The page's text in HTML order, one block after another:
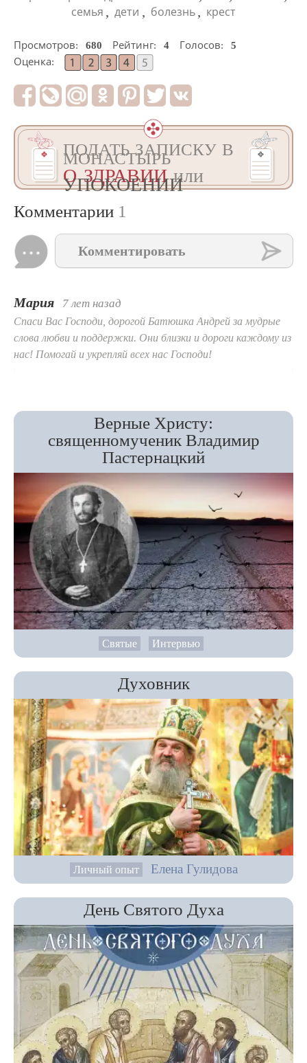
семья , дети , болезнь , крест
Просмотров: 680 Рейтинг: 4 Голосов:
5
Оценка:
ПОДАТЬ ЗАПИСКУ В
МОНАСТЫРЬ
О ЗДРАВИИили
УПОКОЕНИИ
Комментарии 1
Комментировать
Мария 7 лет назад
Спаси Вас Господи, дорогой Батюшка Андрей за мудрые
слова любви и поддержки. Они близки и дороги каждому из
нас! Помогай и укрепляй всех нас Господи!
Верные Христу:
священномученик Владимир
Пастернацкий
Святые Интервью
Духовник
Личный опыт Елена Гулидова
День Святого Духа